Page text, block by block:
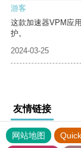
游客
这款加速器VPM应
护。
2024-03-25
友情链接
网站地图